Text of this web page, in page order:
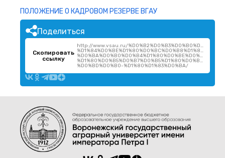
ПОЛОЖЕНИЕ О КАДРОВОМ РЕЗЕРВЕ ВГАУ
Поделиться
Скопировать
ссылку
http://www.vsau.ru/%D0%B2%D0%B3%D0%B0%D1%83-
%D1%80%D0%B5%D0%B7%D0%B5%D1%80%D0%B2-
%D0%BD%D0%B0-%D1%80%D1%83%D0%BA/